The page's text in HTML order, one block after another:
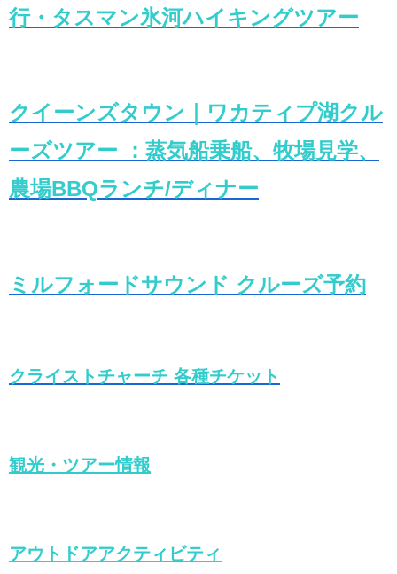
行・タスマン氷河ハイキングツアー
クイーンズタウン｜ワカティプ湖クル
ーズツアー ：蒸気船乗船、牧場見学、
農場BBQランチ/ディナー
ミルフォードサウンド クルーズ予約
クライストチャーチ 各種チケット
観光・ツアー情報
アウトドアアクティビティ